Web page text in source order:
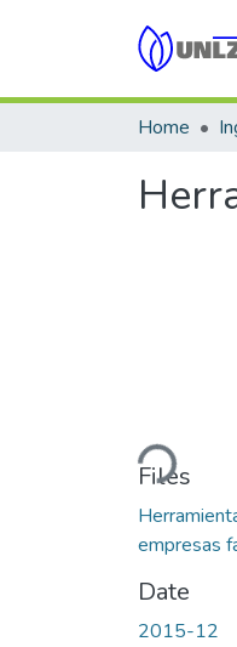
Home
Loading...
Files
empresas
Date
2015-12